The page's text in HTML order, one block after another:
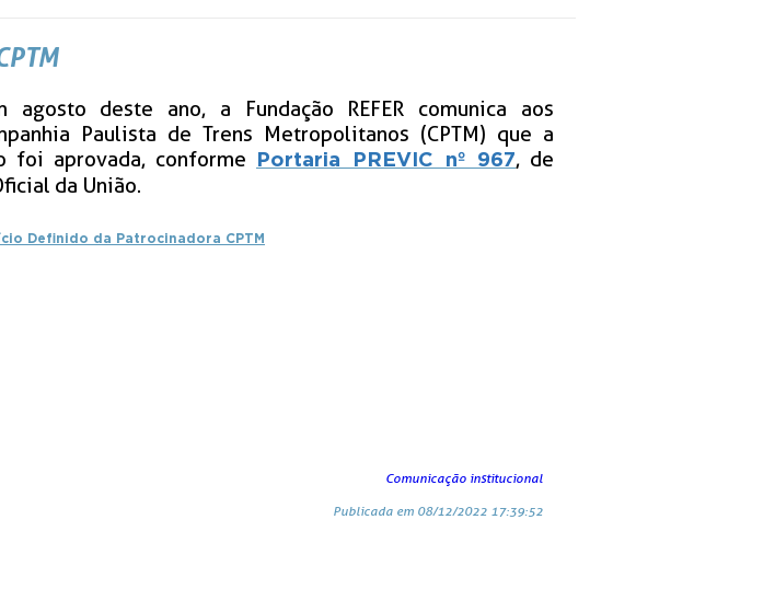
deste ano, a Fundação REFER comunica aos
Paulista de Trens Metropolitanos (CPTM) que a
foi aprovada, conforme
Portaria PREVIC nº 967, de
da União.
Definido da Patrocinadora CPTM
Comunicação institucional
Publicada em 08/12/2022 17:39:52